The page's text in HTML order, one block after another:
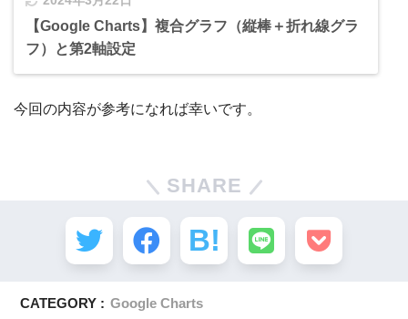
【Google Charts】複合グラフ（縦棒＋折れ線グラ
フ）と第2軸設定
今回の内容が参考になれば幸いです。
SHARE
CATEGORY : Google Charts